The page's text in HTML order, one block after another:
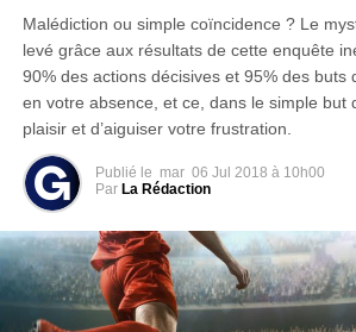
Malédiction ou simple coïncidence ? Le
levé grâce aux résultats de cette enquête
90% des actions décisives et 95% des buts
en votre absence, et ce, dans le simple but
plaisir et d’aiguiser votre frustration.
Publié le mar 06 Jul 2018 à 10h00
Par La Rédaction